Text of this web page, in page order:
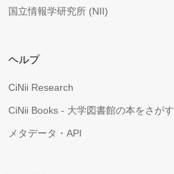
国立情報学研究所 (NII)
ヘルプ
CiNii Research
CiNii Books - 大学図書館の本をさがす
メタデータ・API